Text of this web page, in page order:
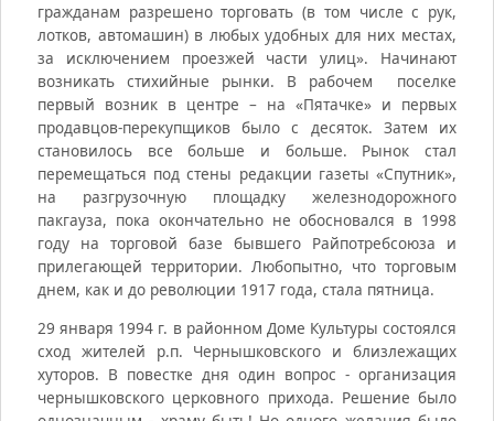
гражданам разрешено торговать (в том числе с рук,
лотков, автомашин) в любых удобных для них местах,
за исключением проезжей части улиц». Начинают
возникать стихийные рынки. В рабочем поселке
первый возник в центре – на «Пятачке» и первых
продавцов-перекупщиков было с десяток. Затем их
становилось все больше и больше. Рынок стал
перемещаться под стены редакции газеты «Спутник»,
на разгрузочную площадку железнодорожного
пакгауза, пока окончательно не обосновался в 1998
году на торговой базе бывшего Райпотребсоюза и
прилегающей территории. Любопытно, что торговым
днем, как и до революции 1917 года, стала пятница.
29 января 1994 г. в районном Доме Культуры состоялся
сход жителей р.п. Чернышковского и близлежащих
хуторов. В повестке дня один вопрос - организация
чернышковского церковного прихода. Решение было